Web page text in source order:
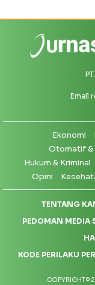
Email
Ekonomi
Otomatif &
Hukum & Kriminal
Opini
TENTANG
PEDOMAN MEDIA
KODE PERILAKU
COPYRIGHT ©